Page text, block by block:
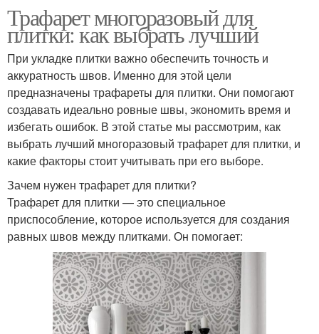
Трафарет многоразовый для
плитки: как выбрать лучший
При укладке плитки важно обеспечить точность и
аккуратность швов. Именно для этой цели
предназначены трафареты для плитки. Они помогают
создавать идеально ровные швы, экономить время и
избегать ошибок. В этой статье мы рассмотрим, как
выбрать лучший многоразовый трафарет для плитки, и
какие факторы стоит учитывать при его выборе.
Зачем нужен трафарет для плитки?
Трафарет для плитки — это специальное
приспособление, которое используется для создания
равных швов между плитками. Он помогает: